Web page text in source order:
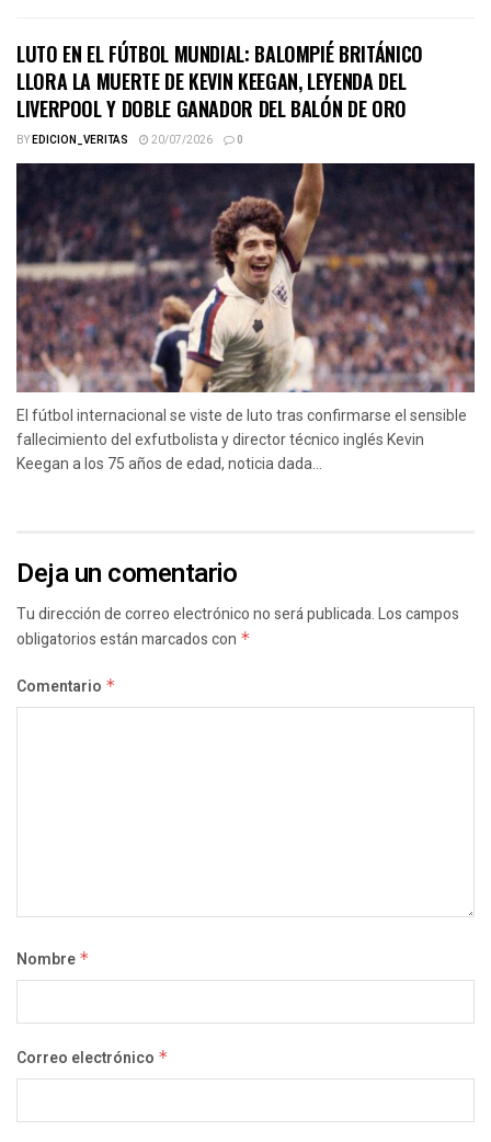
LUTO EN EL FÚTBOL MUNDIAL: BALOMPIÉ BRITÁNICO
LLORA LA MUERTE DE KEVIN KEEGAN, LEYENDA DEL
LIVERPOOL Y DOBLE GANADOR DEL BALÓN DE ORO
BYEDICION_VERITAS 20/07/2026 0
El fútbol internacional se viste de luto tras confirmarse el sensible
fallecimiento del exfutbolista y director técnico inglés Kevin
Keegan a los 75 años de edad, noticia dada...
Deja un comentario
Tu dirección de correo electrónico no será publicada.Los campos
obligatorios están marcados con *
Comentario *
Nombre *
Correo electrónico *